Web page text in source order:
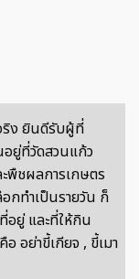
ริง ยินดีรับผู้ที่
ยู่ที่วัดสวนแก้ว
พืชผลการเกษตร
อกทำเป็นรายวัน ก็
อยู่ และที่ให้กิน
อย่าขี้เกียจ , ขี้เมา